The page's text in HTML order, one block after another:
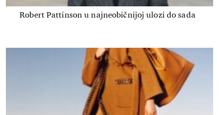
Robert Pattinson u najneobičnijoj ulozi do sada